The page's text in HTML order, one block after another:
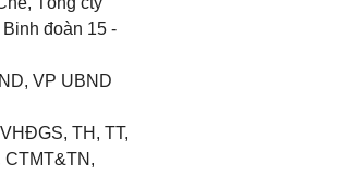
đoàn 15 -
VP UBND
TH, TT,
CTMT&TN,